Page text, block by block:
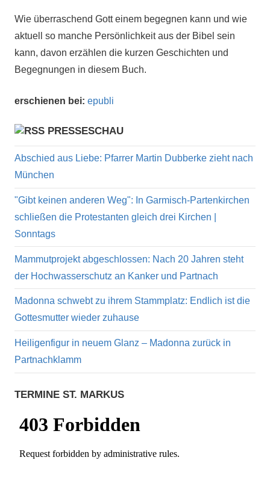
Wie überraschend Gott einem begegnen kann und wie
aktuell so manche Persönlichkeit aus der Bibel sein
kann, davon erzählen die kurzen Geschichten und
Begegnungen in diesem Buch.
erschienen bei: epubli
PRESSESCHAU
Abschied aus Liebe: Pfarrer Martin Dubberke zieht nach
München
"Gibt keinen anderen Weg": In Garmisch-Partenkirchen
schließen die Protestanten gleich drei Kirchen |
Sonntags
Mammutprojekt abgeschlossen: Nach 20 Jahren steht
der Hochwasserschutz an Kanker und Partnach
Madonna schwebt zu ihrem Stammplatz: Endlich ist die
Gottesmutter wieder zuhause
Heiligenfigur in neuem Glanz – Madonna zurück in
Partnachklamm
TERMINE ST. MARKUS